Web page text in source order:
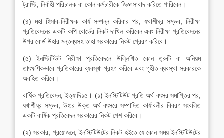
ট্রাস্টি, নির্বাহী পরিচালক বা কোন কর্মচারীকে জিজ্ঞাসাবাদ করিতে পারিবেন।
(৪) মহা হিসাব-নিরীক্ষক কার্য সম্পন্ন করিবার পর, যথাশীঘ্র সম্ভব, নিরীক্ষা
প্রতিবেদনের একটি কপি বোর্ডের নিকট দাখিল করিবেন এবং নিরীক্ষা প্রতিবেদনের
উপর বোর্ড উহার মন্তব্যসহ তাহা সরকারের নিকট প্রেরণ করিবে।
(৫) ইনস্টিটিউট নিরীক্ষা প্রতিবেদনে উল্লিখিত কোন ত্রুটি বা অনিয়ম
তাৎক্ষণিকভাবে প্রতিকারের ব্যবস্থা গ্রহণ করিবে এবং গৃহীত ব্যবস্থা সরকারকে
অবহিত করিবে।
বার্ষিক প্রতিবেদন, ইত্যাদি১৫। (১) ইনস্টিটিউট প্রতি অর্থ বৎসর সমাপ্তির পর,
যথাশীঘ্র সম্ভব, উহার উক্ত অর্থ বৎসরে সম্পাদিত কার্যাবলীর বিবরণ সংবলিত
একটি বার্ষিক প্রতিবেদন সরকারের নিকট পেশ করিবে।
(২) সরকার, প্রয়োজনে, ইনস্টিটিউটের নিকট হইতে যে কোন সময় ইনস্টিটিউটের